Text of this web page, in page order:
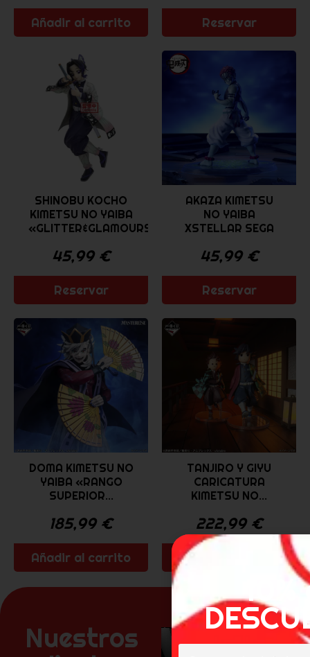
Añadir al carrito Reservar
SHINOBU KOCHO
KIMETSU NO YAIBA
«GLITTER&GLAMOURS»...
45,99 €
Reservar
AKAZA KIMETSU
NO YAIBA
XSTELLAR SEGA
45,99 €
Reservar
DOMA KIMETSU NO
YAIBA «RANGO
SUPERIOR...
185,99 €
Añadir al carrito
TANJIRO Y GIYU
CARICATURA
KIMETSU NO...
222,99 €
Añadir al carrito
Nuestros
10%